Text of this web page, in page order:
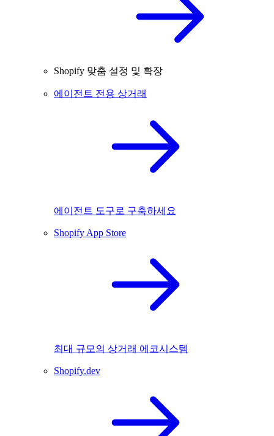
Shopify 맞춤 설정 및 확장
에이전트 전용 상거래
에이전트 도구로 구축하세요
Shopify App Store
최대 규모의 상거래 에코시스템
Shopify.dev